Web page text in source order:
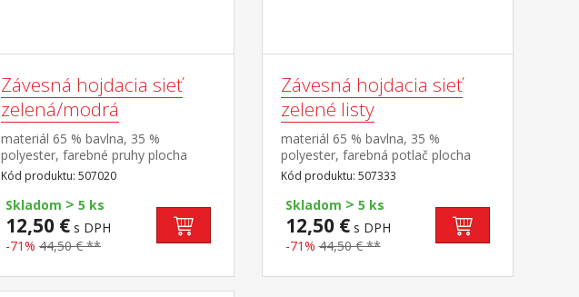
Závesná hojdacia sieť
zelená/modrá
materiál 65 % bavlna, 35 %
polyester, farebné pruhy plocha
lehátka (š/h) 200 × 100
cm odporúčaná nosnosť do 100 kg
Kód produktu: 507020
Skladom > 5 ks
12,50 € s DPH
-71% 44,50 € **
Závesná hojdacia sieť
zelené listy
materiál 65 % bavlna, 35 %
polyester, farebná potlač plocha
lehátka (š/h) 200 × 100
cm odporúčaná nosnosť do 100 kg
Kód produktu: 507333
Skladom > 5 ks
12,50 €s DPH
-71% 44,50 € **